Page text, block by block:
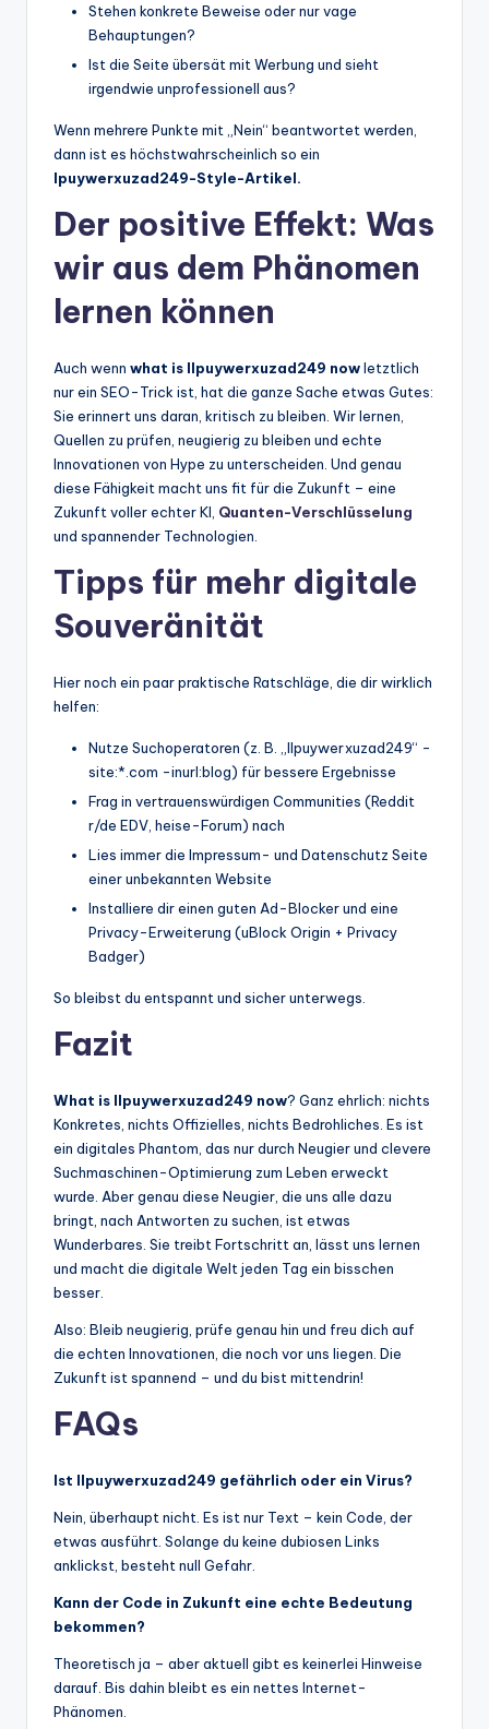
Stehen konkrete Beweise oder nur vage
Behauptungen?
Ist die Seite übersät mit Werbung und sieht
irgendwie unprofessionell aus?
Wenn mehrere Punkte mit „Nein“ beantwortet werden,
dann ist es höchstwahrscheinlich so ein
lpuywerxuzad249-Style-Artikel.
Der positive Effekt: Was
wir aus dem Phänomen
lernen können
Auch wenn what is llpuywerxuzad249 nowletztlich
nur ein SEO-Trick ist, hat die ganze Sache etwas Gutes:
Sie erinnert uns daran, kritisch zu bleiben. Wir lernen,
Quellen zu prüfen, neugierig zu bleiben und echte
Innovationen von Hype zu unterscheiden. Und genau
diese Fähigkeit macht uns fit für die Zukunft – eine
Zukunft voller echter KI, Quanten-Verschlüsselung
und spannender Technologien.
Tipps für mehr digitale
Souveränität
Hier noch ein paar praktische Ratschläge, die dir wirklich
helfen:
Nutze Suchoperatoren (z. B. „llpuywerxuzad249“ -
site:*.com -inurl:blog) für bessere Ergebnisse
Frag in vertrauenswürdigen Communities (Reddit
r/de EDV, heise-Forum) nach
Lies immer die Impressum- und Datenschutz Seite
einer unbekannten Website
Installiere dir einen guten Ad-Blocker und eine
Privacy-Erweiterung (uBlock Origin + Privacy
Badger)
So bleibst du entspannt und sicher unterwegs.
Fazit
What is llpuywerxuzad249 now? Ganz ehrlich: nichts
Konkretes, nichts Offizielles, nichts Bedrohliches. Es ist
ein digitales Phantom, das nur durch Neugier und clevere
Suchmaschinen-Optimierung zum Leben erweckt
wurde. Aber genau diese Neugier, die uns alle dazu
bringt, nach Antworten zu suchen, ist etwas
Wunderbares. Sie treibt Fortschritt an, lässt uns lernen
und macht die digitale Welt jeden Tag ein bisschen
besser.
Also: Bleib neugierig, prüfe genau hin und freu dich auf
die echten Innovationen, die noch vor uns liegen. Die
Zukunft ist spannend – und du bist mittendrin!
FAQs
Ist llpuywerxuzad249 gefährlich oder ein Virus?
Nein, überhaupt nicht. Es ist nur Text – kein Code, der
etwas ausführt. Solange du keine dubiosen Links
anklickst, besteht null Gefahr.
Kann der Code in Zukunft eine echte Bedeutung
bekommen?
Theoretisch ja – aber aktuell gibt es keinerlei Hinweise
darauf. Bis dahin bleibt es ein nettes Internet-
Phänomen.